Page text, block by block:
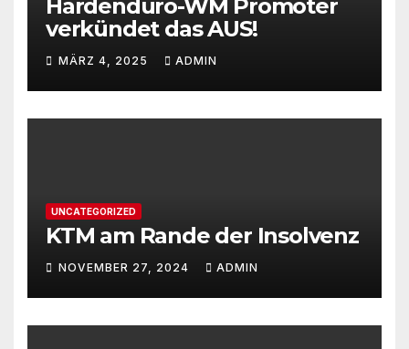
Hardenduro-WM Promoter
verkündet das AUS!
MÄRZ 4, 2025 ADMIN
UNCATEGORIZED
KTM am Rande der Insolvenz
NOVEMBER 27, 2024 ADMIN